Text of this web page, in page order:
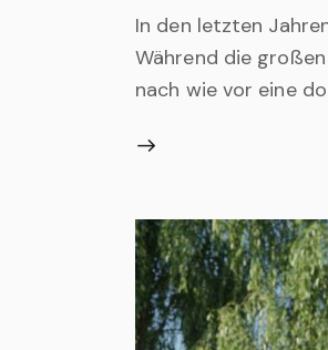
In den letzten
Während die
nach wie vor eine